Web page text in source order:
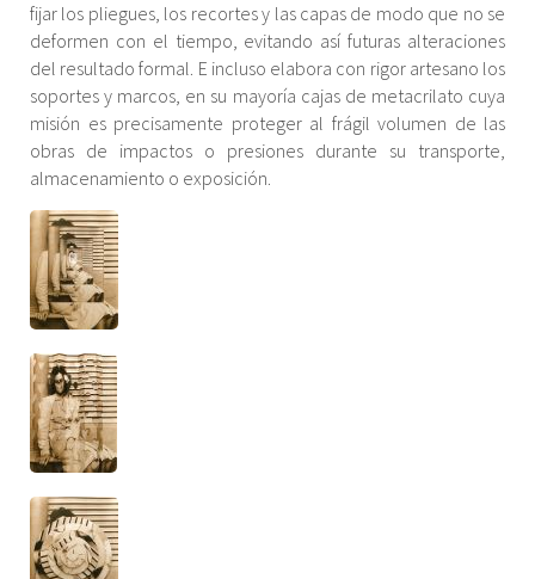
fijar los pliegues, los recortes y las capas de modo que no se
deformen con el tiempo, evitando así futuras alteraciones
del resultado formal. E incluso elabora con rigor artesano los
soportes y marcos, en su mayoría cajas de metacrilato cuya
misión es precisamente proteger al frágil volumen de las
obras de impactos o presiones durante su transporte,
almacenamiento o exposición.